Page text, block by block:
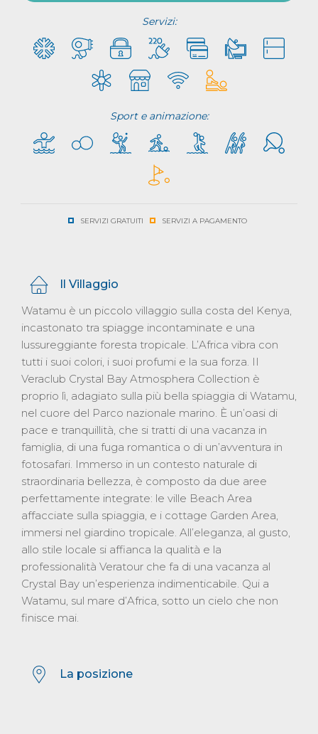
Servizi:
Sport e animazione:
SERVIZI GRATUITI SERVIZI A PAGAMENTO
Il Villaggio
Watamu è un piccolo villaggio sulla costa del Kenya,
incastonato tra spiagge incontaminate e una
lussureggiante foresta tropicale. L’Africa vibra con
tutti i suoi colori, i suoi profumi e la sua forza. II
Veraclub Crystal Bay Atmosphera Collection è
proprio lì, adagiato sulla più bella spiaggia di Watamu,
nel cuore del Parco nazionale marino. È un’oasi di
pace e tranquillità, che si tratti di una vacanza in
famiglia, di una fuga romantica o di un’avventura in
fotosafari. Immerso in un contesto naturale di
straordinaria bellezza, è composto da due aree
perfettamente integrate: le ville Beach Area
affacciate sulla spiaggia, e i cottage Garden Area,
immersi nel giardino tropicale. All’eleganza, al gusto,
allo stile locale si affianca la qualità e la
professionalità Veratour che fa di una vacanza al
Crystal Bay un’esperienza indimenticabile. Qui a
Watamu, sul mare d’Africa, sotto un cielo che non
finisce mai.
La posizione